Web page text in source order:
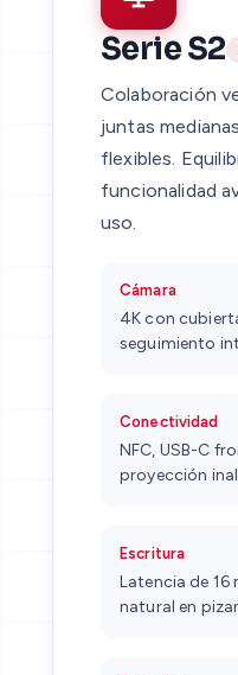
Serie S2
Colaboración
juntas
flexibles.
funcionalidad
uso.
Cámara
4K con
seguimiento
Conectividad
NFC, USB-C
proyección
Escritura
Latencia de 16
natural en